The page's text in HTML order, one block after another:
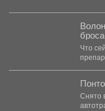
Что
Снято